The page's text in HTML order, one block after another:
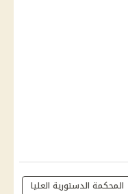
المحكمة الدستورية العليا